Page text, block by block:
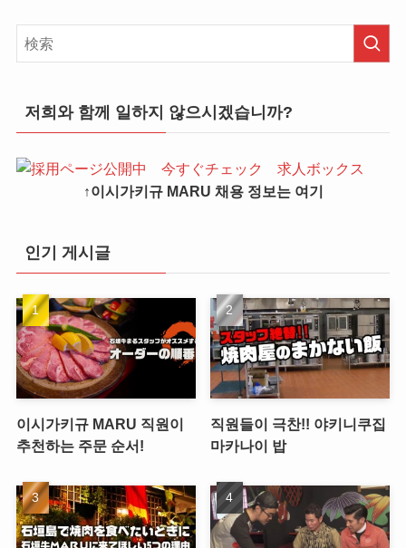
저희와 함께 일하지 않으시겠습니까?
↑이시가키규 MARU 채용 정보는 여기
인기 게시글
이시가키규 MARU 직원이
추천하는 주문 순서!
직원들이 극찬!! 야키니쿠집
마카나이 밥